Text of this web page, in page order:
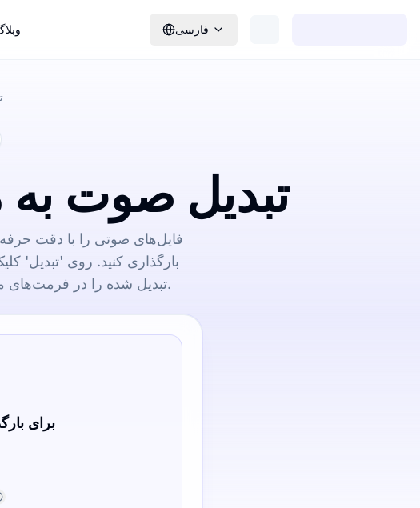
فارسی
تبدیل صوت به
فایل‌های صوتی را با دقت
بارگذاری کنید. روی 'تبدیل'
تبدیل شده را در فرمت‌های مختلف صادر کنید یا لینکی برای مشاهده مستقیم آن به اشتراک بگذارید.
برای